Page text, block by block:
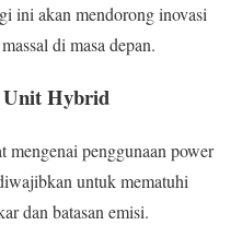
ini akan mendorong inovasi
di masa depan.
Unit Hybrid
mengenai penggunaan power
untuk mematuhi
dan batasan emisi.